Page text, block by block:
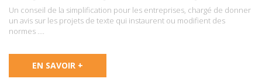
Un conseil de la simplification pour les entreprises, chargé de donner
un avis sur les projets de texte qui instaurent ou modifient des
normes ….
EN SAVOIR +